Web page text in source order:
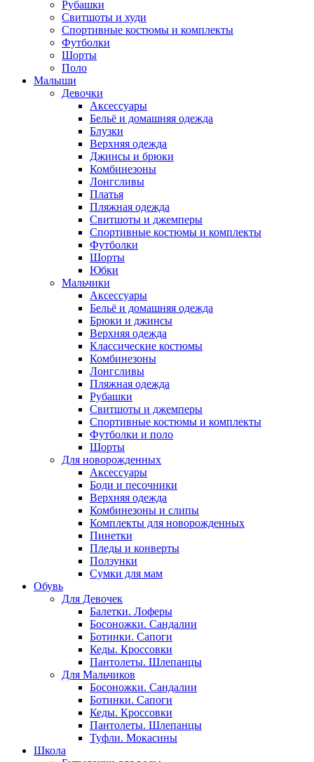
Рубашки
Свитшоты и худи
Спортивные костюмы и комплекты
Футболки
Шорты
Поло
Малыши
Девочки
Аксессуары
Бельё и домашняя одежда
Блузки
Верхняя одежда
Джинсы и брюки
Комбинезоны
Лонгсливы
Платья
Пляжная одежда
Свитшоты и джемперы
Спортивные костюмы и комплекты
Футболки
Шорты
Юбки
Мальчики
Аксессуары
Бельё и домашняя одежда
Брюки и джинсы
Верхняя одежда
Классические костюмы
Комбинезоны
Лонгсливы
Пляжная одежда
Рубашки
Свитшоты и джемперы
Спортивные костюмы и комплекты
Футболки и поло
Шорты
Для новорожденных
Аксессуары
Боди и песочники
Верхняя одежда
Комбинезоны и слипы
Комплекты для новорожденных
Пинетки
Пледы и конверты
Ползунки
Сумки для мам
Обувь
Для Девочек
Балетки. Лоферы
Босоножки. Сандалии
Ботинки. Сапоги
Кеды. Кроссовки
Пантолеты. Шлепанцы
Для Мальчиков
Босоножки. Сандалии
Ботинки. Сапоги
Кеды. Кроссовки
Пантолеты. Шлепанцы
Туфли. Мокасины
Школа